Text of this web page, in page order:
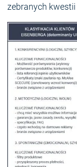
zebranych kwestii